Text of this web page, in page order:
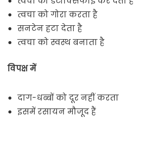
त्वचा को गोरा करता है
सनटेन हटा देता है
त्वचा को स्वस्थ बनाता है
विपक्ष में
दाग-धब्बों को दूर नहीं करता
इसमें रसायन मौजूद हैं